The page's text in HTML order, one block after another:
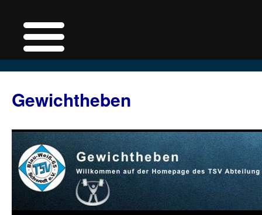
springen
Gewichtheben